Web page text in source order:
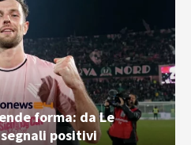
forma: da Le
segnali positivi